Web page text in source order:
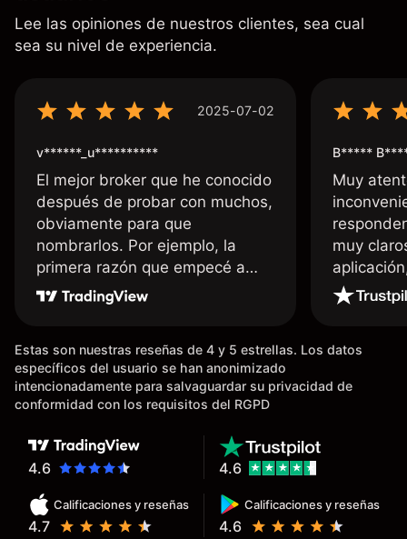
Lee las opiniones de nuestros clientes, sea cual
sea su nivel de experiencia.
2025-07-02
v******_u**********
El mejor broker que he conocido
después de probar con muchos,
obviamente para que
nombrarlos. Por ejemplo, la
primera razón que empecé a
usar Capital fue la llegada de mi
dinero de inmediato a mi cuenta
existentes en el mercado que
tardan días o tienen mucha
burocracia; y la segunda razón,
hecho de operar en un mercado
determinado, debido a los
spread y al volumen existente.
Mientras más activo seas, más
dinero te reembolsa. Muchas
B*****
Muy
muy
Estas son nuestras reseñas de 4 y 5 estrellas. Los datos
específicos del usuario se han anonimizado
intencionadamente para salvaguardar su privacidad de
conformidad con los requisitos del RGPD
4.6
Calificaciones y reseñas
4.7
Calificaciones y reseñas
4.6
4.6